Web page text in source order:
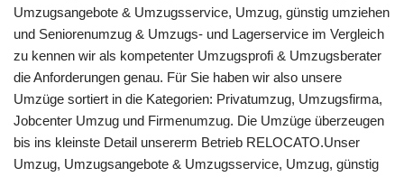
Umzugsangebote & Umzugsservice, Umzug, günstig umziehen
und Seniorenumzug & Umzugs- und Lagerservice im Vergleich
zu kennen wir als kompetenter Umzugsprofi & Umzugsberater
die Anforderungen genau. Für Sie haben wir also unsere
Umzüge sortiert in die Kategorien: Privatumzug, Umzugsfirma,
Jobcenter Umzug und Firmenumzug. Die Umzüge überzeugen
bis ins kleinste Detail unsererm Betrieb RELOCATO.Unser
Umzug, Umzugsangebote & Umzugsservice, Umzug, günstig